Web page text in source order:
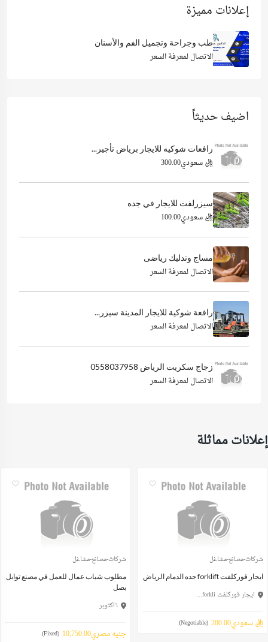
إعلانات مميزة
طب وجراحة وتجميل الفم والأسنان
الاتصال لمعرفة السعر
اضيف حديثاً
رافعات شوكيه للايجار برياض تأجير...
ريال سعودي300.00
سيزرلفت للايجار في جده
ريال سعودي100.00
مساج وتدليك رياضى
الاتصال لمعرفة السعر
رافعة شوكية للايجار المدينة سيزر...
الاتصال لمعرفة السعر
زجاج سكريت الرياض 0558037958
الاتصال لمعرفة السعر
إعلانات مماثلة
شركات-مصانع-مشاغل
ايجار فوركلفت forklift جده الدمام الرياض
ايجار فوركلفت forkli...
ريال سعودي200.00 (Negotiable)
شركات-مصانع-مشاغل
مطلوب شباب عمال للعمل في مصنع توابل
بصل
٦اكتوبر
جنيه مصري10,750.00 (Fixed)